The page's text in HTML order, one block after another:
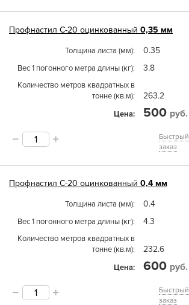
Профнастил С-20 оцинкованный 0,35 мм
Толщина листа (мм) 0.35
Вес 1 погонного метра длины (кг) 3.8
Количество метров квадратных в
тонне (кв.м)
263.2
Цена 500 руб.
Быстрый
заказ
Профнастил С-20 оцинкованный 0,4 мм
Толщина листа (мм) 0.4
Вес 1 погонного метра длины (кг) 4.3
Количество метров квадратных в
тонне (кв.м)
232.6
Цена 600 руб.
Быстрый
заказ